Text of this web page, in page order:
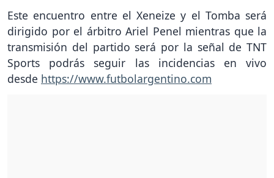
Este encuentro entre el Xeneize y el Tomba será
dirigido por el árbitro Ariel Penel mientras que la
transmisión del partido será por la señal de TNT
Sports podrás seguir las incidencias en vivo
desde https://www.futbolargentino.com